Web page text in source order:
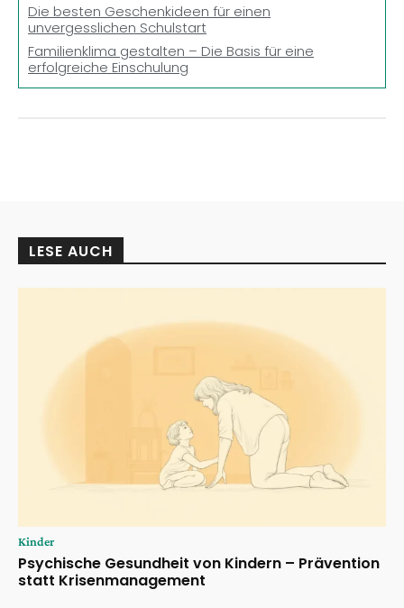
Die besten Geschenkideen für einen
unvergesslichen Schulstart
Familienklima gestalten – Die Basis für eine
erfolgreiche Einschulung
LESE AUCH
Kinder
Psychische Gesundheit von Kindern – Prävention
statt Krisenmanagement